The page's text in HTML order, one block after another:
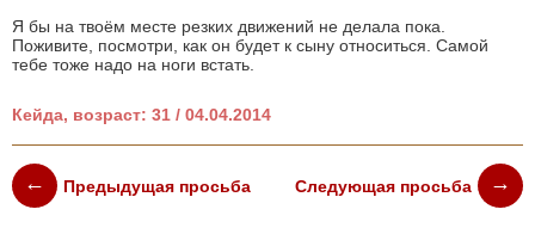
Я бы на твоём месте резких движений не делала пока.
Поживите, посмотри, как он будет к сыну относиться. Самой
тебе тоже надо на ноги встать.
Кейда, возраст: 31 / 04.04.2014
Предыдущая просьба Следующая просьба